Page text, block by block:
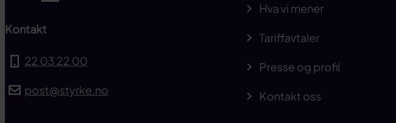
Kontakt
22 03 22 00
post@styrke.no
Hva vi mener
Tariffavtaler
Presse og profil
Kontakt oss